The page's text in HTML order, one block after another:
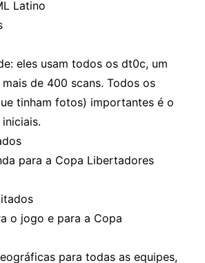
Latino
eles usam todos os dt0c, um
de 400 scans. Todos os
tinham fotos) importantes é o
para a Copa Libertadores
o jogo e para a Copa
para todas as equipes,